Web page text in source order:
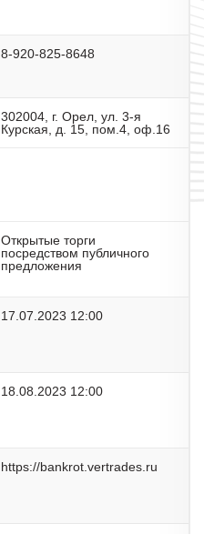
8-920-825-8648
302004, г. Орел, ул. 3-я
Курская, д. 15, пом.4, оф.16
Открытые торги
посредством публичного
предложения
17.07.2023 12:00
18.08.2023 12:00
https://bankrot.vertrades.ru